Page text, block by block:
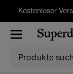
Kostenloser